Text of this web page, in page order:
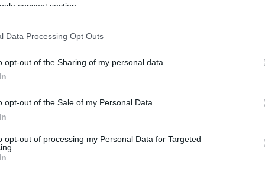
consent section.
Data Processing Opt Outs
opt-out of the Sharing of my personal data.
opt-out of the Sale of my Personal Data.
opt-out of processing my Personal Data for Targeted
Mi felénk ez legalább is gyanús szokott lenni, már
drámaíró. Dosztojevszkij művei meg nyilván
de soha nem tudtak elbizonytalanítani.